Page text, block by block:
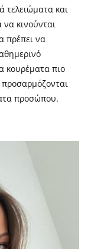
τελειώματα και
κινούνται
πρέπει να
κουρέματα πιο
προσαρμόζονται
προσώπου.